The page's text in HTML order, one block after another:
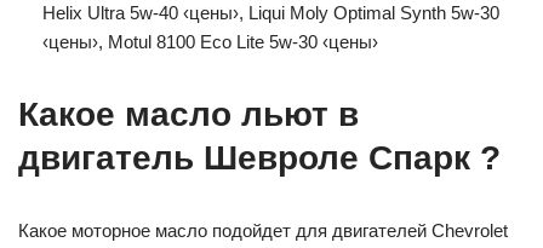
Helix Ultra 5w-40 ‹цены›, Liqui Moly Optimal Synth 5w-30
‹цены›, Motul 8100 Eco Lite 5w-30 ‹цены›
Какое масло льют в
двигатель Шевроле Спарк ?
Какое моторное масло подойдет для двигателей Chevrolet